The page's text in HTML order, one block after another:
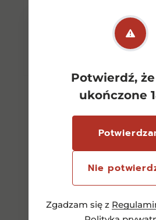
Potwierdź,
ukończone
Nie
Zgadzam się z
Dowiedz się
Zobacz